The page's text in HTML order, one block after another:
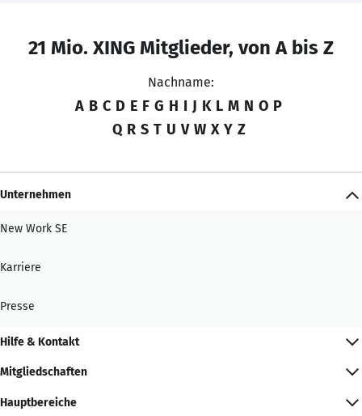
21 Mio. XING Mitglieder, von A bis Z
Nachname:
A B C D E F G H I J K L M N O P
Q R S T U V W X Y Z
Unternehmen
New Work SE
Karriere
Presse
Hilfe & Kontakt
Mitgliedschaften
Hauptbereiche